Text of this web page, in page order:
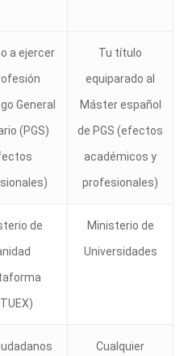
a ejercer
General
(PGS)
Tu título
equiparado al
Máster español
de PGS (efectos
académicos y
profesionales)
de
Ministerio de
Universidades
Cualquier